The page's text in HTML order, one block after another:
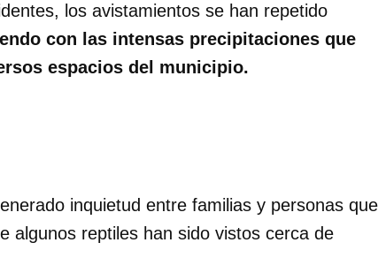
los avistamientos se han repetido
con las intensas precipitaciones que
espacios del municipio.
inquietud entre familias y personas que
algunos reptiles han sido vistos cerca de